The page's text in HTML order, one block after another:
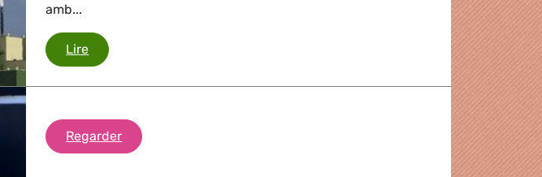
amb...
LirePollution atmosphérique
RegarderMesures des émissions dans le secteur de l'automobile